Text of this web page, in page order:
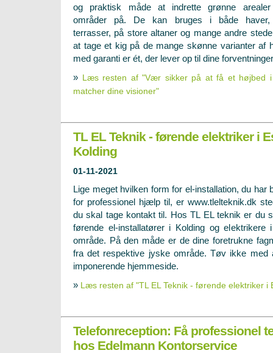
og praktisk måde at indrette grønne
områder på. De kan bruges i både
terrasser, på store altaner og mange andre
at tage et kig på de mange skønne varianter af
med garanti er ét, der lever op til dine
» Læs resten af "Vær sikker på at få et højbed
matcher dine visioner"
TL EL Teknik - førende elektriker i
Kolding
01-11-2021
Lige meget hvilken form for el-installation, du har
for professionel hjælp til, er www.tlelteknik.dk
du skal tage kontakt til. Hos TL EL teknik er du
førende el-installatører i Kolding og
område. På den måde er de dine foretrukne
fra det respektive jyske område. Tøv ikke med
imponerende hjemmeside.
» Læs resten af "TL EL Teknik - førende elektriker i
Telefonreception: Få professionel
hos Edelmann Kontorservice